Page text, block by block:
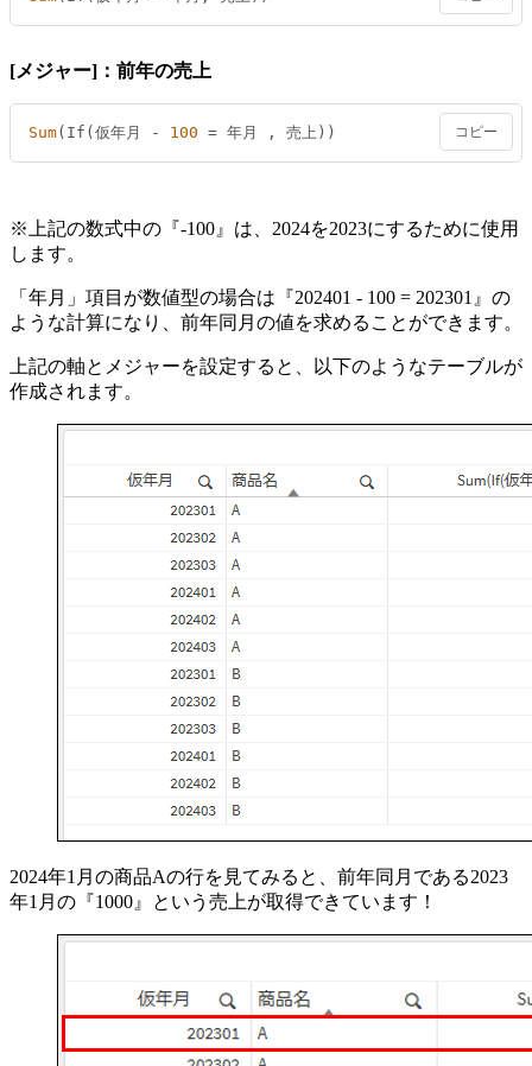
[メジャー]：前年の売上
Sum(If(仮年月 - 100 = 年月 , 売上)) コピー
※上記の数式中の『-100』は、2024を2023にするために使用
します。
「年月」項目が数値型の場合は『202401 - 100 = 202301』の
ような計算になり、前年同月の値を求めることができます。
上記の軸とメジャーを設定すると、以下のようなテーブルが
作成されます。
2024年1月の商品Aの行を見てみると、前年同月である2023
年1月の『1000』という売上が取得できています！